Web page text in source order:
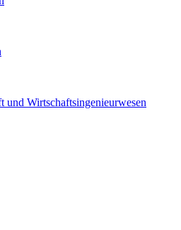
und Wirtschaftsingenieurwesen